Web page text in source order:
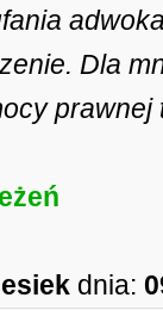
Dla
dnia: